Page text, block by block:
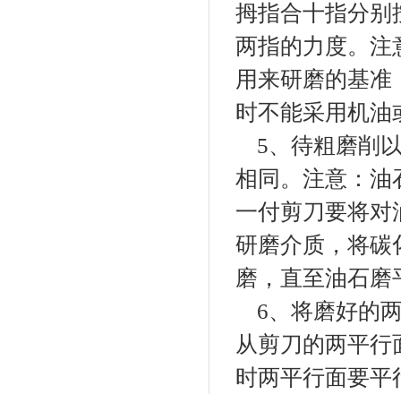
拇指合十指分别
两指的力度。注
用来研磨的基
时不能采用机
5、待粗磨削
相同。注意：油
一付剪刀要将对
研磨介质，将碳
磨，直至油石
6、将磨好的
从剪刀的两平
时两平行面要